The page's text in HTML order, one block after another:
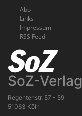
Abo
Links
Impressum
RSS Feed
SoZ-Verlag
Regentenstr. 57 - 59
51063 Köln